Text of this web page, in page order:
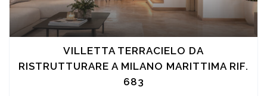
VILLETTA TERRACIELO DA
RISTRUTTURARE A MILANO MARITTIMA RIF.
683